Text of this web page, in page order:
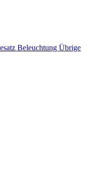
Beleuchtung Übrige